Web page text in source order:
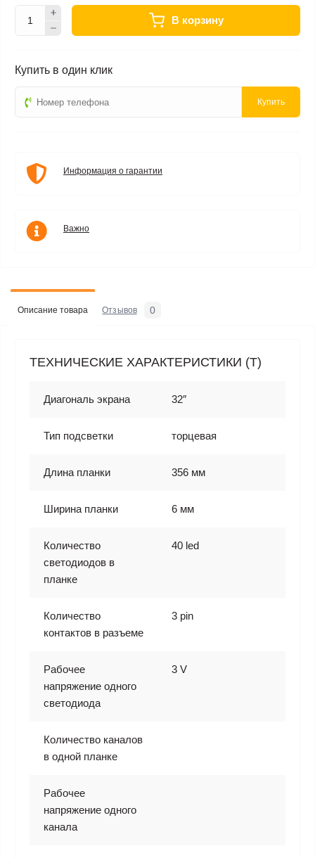
В корзину
Купить в один клик
Купить
Информация о гарантии
Важно
Описание товара Отзывов 0
ТЕХНИЧЕСКИЕ ХАРАКТЕРИСТИКИ (T)
Диагональ экрана 32″
Тип подсветки торцевая
Длина планки 356 мм
Ширина планки 6 мм
Количество
светодиодов в
планке
40 led
Количество
контактов в разъеме
3 pin
Рабочее
напряжение одного
светодиода
3 V
Количество каналов
в одной планке
Рабочее
напряжение одного
канала